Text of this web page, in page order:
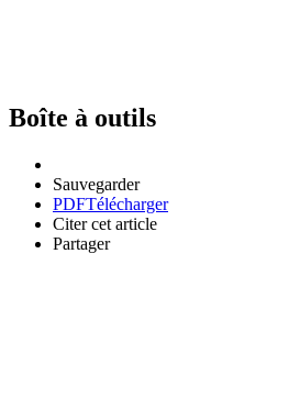
Boîte à outils
Sauvegarder
PDFTélécharger
Citer cet article
Partager